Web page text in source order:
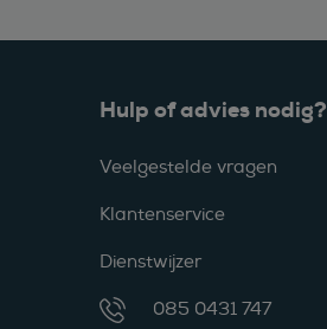
Hulp of advies nodig?
Veelgestelde vragen
Klantenservice
Dienstwijzer
085 0431 747